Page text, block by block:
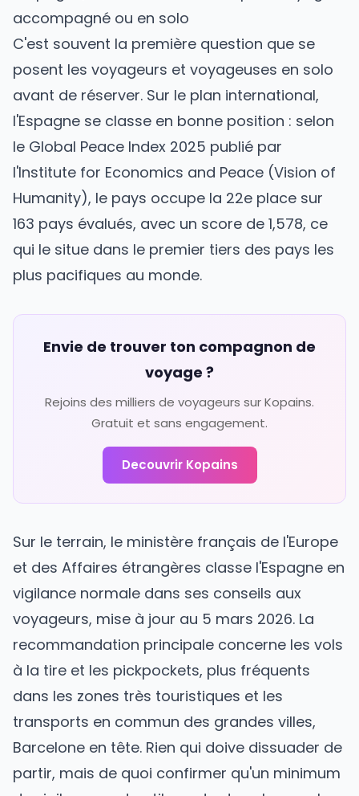
accompagné ou en solo
C'est souvent la première question que se
posent les voyageurs et voyageuses en solo
avant de réserver. Sur le plan international,
l'Espagne se classe en bonne position : selon
le Global Peace Index 2025 publié par
l'Institute for Economics and Peace (Vision of
Humanity), le pays occupe la 22e place sur
163 pays évalués, avec un score de 1,578, ce
qui le situe dans le premier tiers des pays les
plus pacifiques au monde.
Envie de trouver ton compagnon de
voyage ?
Rejoins des milliers de voyageurs sur Kopains.
Gratuit et sans engagement.
Decouvrir Kopains
Sur le terrain, le ministère français de l'Europe
et des Affaires étrangères classe l'Espagne en
vigilance normale dans ses conseils aux
voyageurs, mise à jour au 5 mars 2026. La
recommandation principale concerne les vols
à la tire et les pickpockets, plus fréquents
dans les zones très touristiques et les
transports en commun des grandes villes,
Barcelone en tête. Rien qui doive dissuader de
partir, mais de quoi confirmer qu'un minimum